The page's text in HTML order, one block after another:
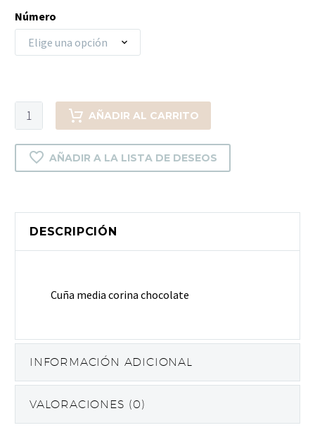
Número
Elige una opción
Cuña
media
corina
chocolate
AÑADIR AL CARRITO
AÑADIR A LA LISTA DE DESEOS
DESCRIPCIÓN
Cuña media corina chocolate
INFORMACIÓN ADICIONAL
VALORACIONES (0)